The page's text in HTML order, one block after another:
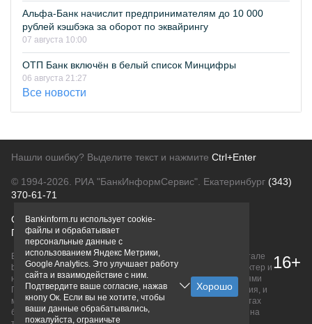
Альфа-Банк начислит предпринимателям до 10 000
рублей кэшбэка за оборот по эквайрингу
07 августа 10:00
ОТП Банк включён в белый список Минцифры
06 августа 21:27
Все новости
Нашли ошибку? Выделите текст и нажмите Ctrl+Enter
© 1994-2026. РИА "БанкИнформСервис". Екатеринбург (343)
370-61-71
О проектеПолитика конфиденциальности
Правовая информацияДля рекламодателей
Вся информация о продуктах банков, размещенная на портале
bankinform.ru, носит исключительно ознакомительный характер и
не является публичной офертой, определяемой положениями
ГК РФ. Информация не содержит точного и полного описания, и
может быть изменена. Конечные условия уточняйте на сайтах
банков или при личном обращении. Исключительное право на
16+
Bankinform.ru использует cookie-
файлы и обрабатывает
персональные данные с
использованием Яндекс Метрики,
Google Analytics. Это улучшает работу
сайта и взаимодействие с ним.
Подтвердите ваше согласие, нажав
кнопу Ок. Если вы не хотите, чтобы
ваши данные обрабатывались,
пожалуйста, ограничьте